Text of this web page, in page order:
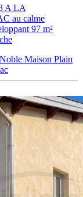
A LA
au calme
97 m²
Maison Plain